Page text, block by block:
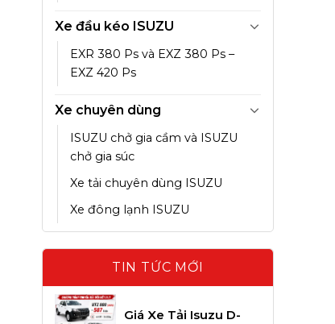
Xe đầu kéo ISUZU
EXR 380 Ps và EXZ 380 Ps –
EXZ 420 Ps
Xe chuyên dùng
ISUZU chở gia cầm và ISUZU
chở gia súc
Xe tải chuyên dùng ISUZU
Xe đông lạnh ISUZU
TIN TỨC MỚI
Giá Xe Tải Isuzu D-